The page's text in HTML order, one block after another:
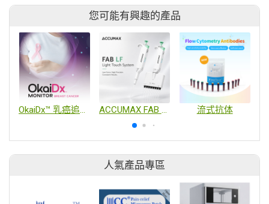
您可能有興趣的產品
OkaiDx™ 乳癌追蹤血液檢測 ACCUMAX FAB LF微量分注器 流式抗体
人氣產品專區